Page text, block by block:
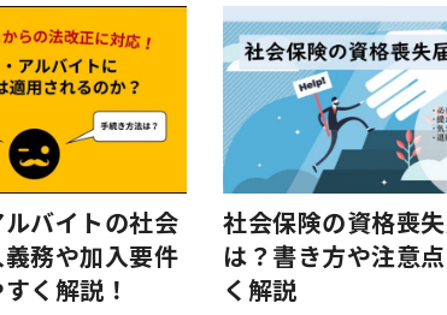
バイトの社会
務や加入要件
く解説！
社会保険の資格喪
は？書き方や注意
く解説